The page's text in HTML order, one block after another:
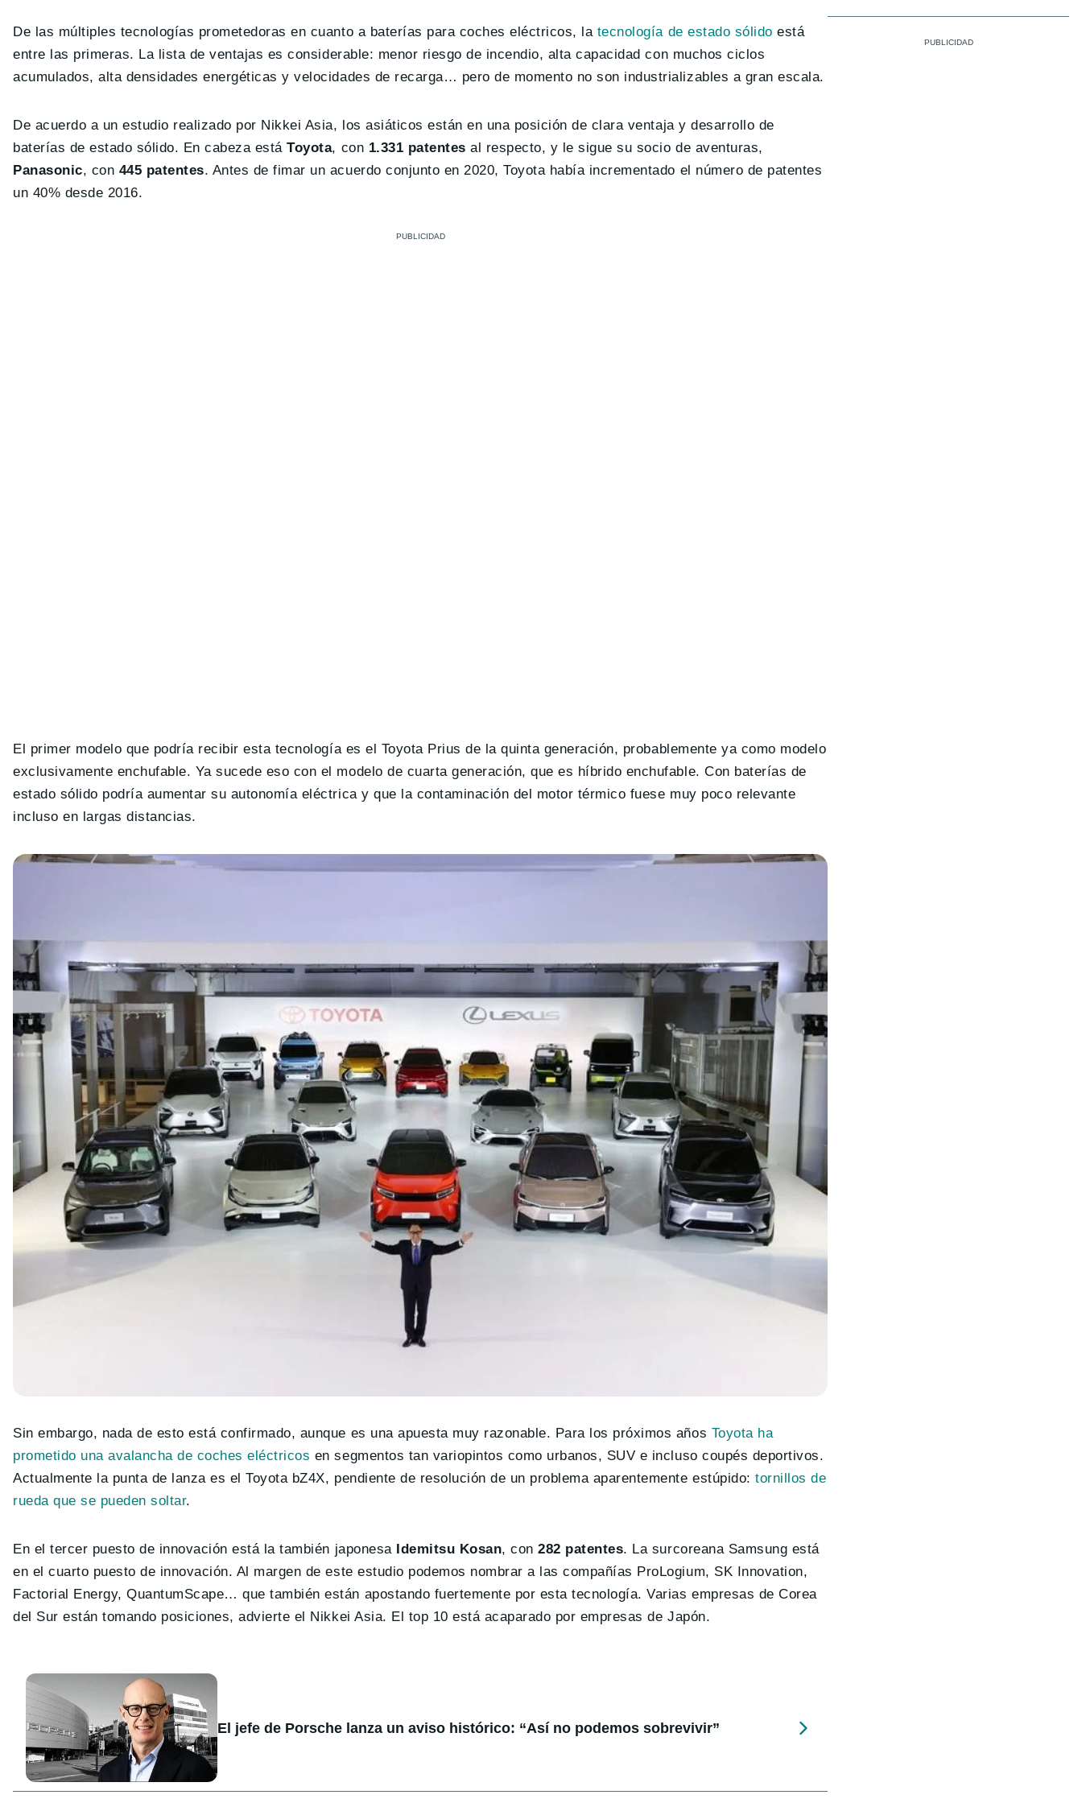
De las múltiples tecnologías prometedoras en cuanto a baterías para coches eléctricos, la tecnología de estado sólido está
entre las primeras. La lista de ventajas es considerable: menor riesgo de incendio, alta capacidad con muchos ciclos
acumulados, alta densidades energéticas y velocidades de recarga… pero de momento no son industrializables a gran escala.
De acuerdo a un estudio realizado por Nikkei Asia, los asiáticos están en una posición de clara ventaja y desarrollo de
baterías de estado sólido. En cabeza estáToyota, con 1.331 patentes al respecto, y le sigue su socio de aventuras,
Panasonic, con 445 patentes. Antes de fimar un acuerdo conjunto en 2020, Toyota había incrementado el número de patentes
un 40% desde 2016.
El primer modelo que podría recibir esta tecnología es el Toyota Prius de la quinta generación, probablemente ya como modelo
exclusivamente enchufable. Ya sucede eso con el modelo de cuarta generación, que es híbrido enchufable. Con baterías de
estado sólido podría aumentar su autonomía eléctrica y que la contaminación del motor térmico fuese muy poco relevante
incluso en largas distancias.
Sin embargo, nada de esto está confirmado, aunque es una apuesta muy razonable. Para los próximos años Toyota ha
prometido una avalancha de coches eléctricos en segmentos tan variopintos como urbanos, SUV e incluso coupés deportivos.
Actualmente la punta de lanza es el Toyota bZ4X, pendiente de resolución de un problema aparentemente estúpido:tornillos de
rueda que se pueden soltar.
En el tercer puesto de innovación está la también japonesa Idemitsu Kosan, con282 patentes. La surcoreana Samsung está
en el cuarto puesto de innovación. Al margen de este estudio podemos nombrar a las compañías ProLogium, SK Innovation,
Factorial Energy, QuantumScape… que también están apostando fuertemente por esta tecnología. Varias empresas de Corea
del Sur están tomando posiciones, advierte el Nikkei Asia. El top 10 está acaparado por empresas de Japón.
El jefe de Porsche lanza un aviso histórico: “Así no podemos sobrevivir”